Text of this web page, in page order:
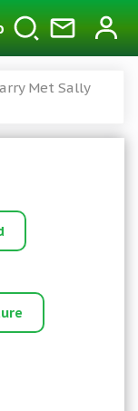
Met Sally